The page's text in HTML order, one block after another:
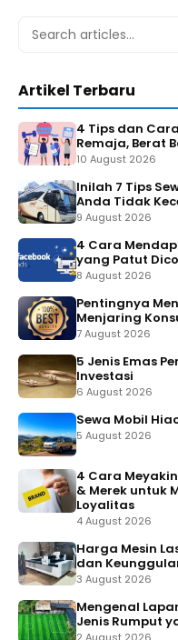
Search
Artikel Terbaru
4 Tips dan
Remaja, Berat
10 August 2026
Inilah 7 Tips
Anda Tidak
9 August 2026
4 Cara
yang Patut
8 August 2026
Pentingnya
Menjaring
7 August 2026
5 Jenis Emas
Investasi
6 August 2026
Sewa Mobil
5 August 2026
4 Cara
& Merek untuk
Loyalitas
4 August 2026
Harga Mesin
dan
3 August 2026
Mengenal
Jenis Rumput